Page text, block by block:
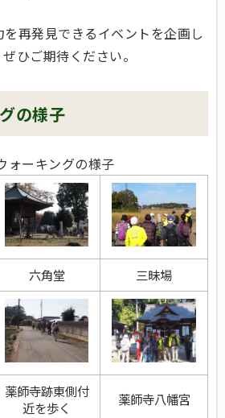
再発見できるイベントを企画し
ひご期待ください。
の様子
ォーキングの様子
六角堂 三昧場
薬師寺跡東側付
近を歩く
薬師寺八幡宮